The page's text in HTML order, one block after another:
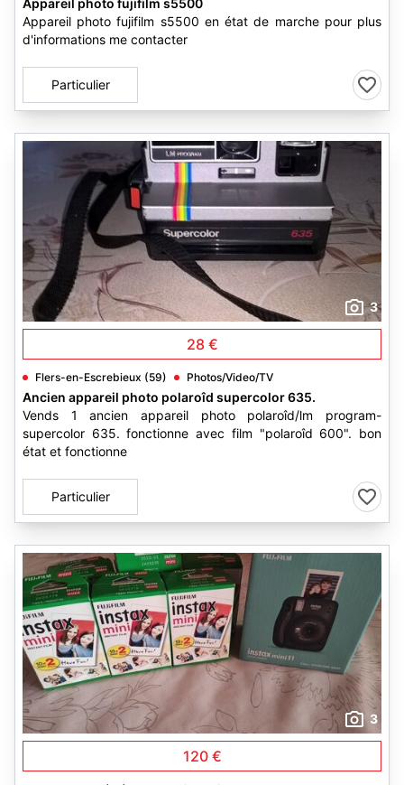
Appareil photo fujifilm s5500
Appareil photo fujifilm s5500 en état de marche pour plus
d'informations me contacter
Particulier
3
28 €
Flers-en-Escrebieux (59) Photos/Video/TV
Ancien appareil photo polaroîd supercolor 635.
Vends 1 ancien appareil photo polaroîd/lm program-
supercolor 635. fonctionne avec film "polaroîd 600". bon
état et fonctionne
Particulier
3
120 €